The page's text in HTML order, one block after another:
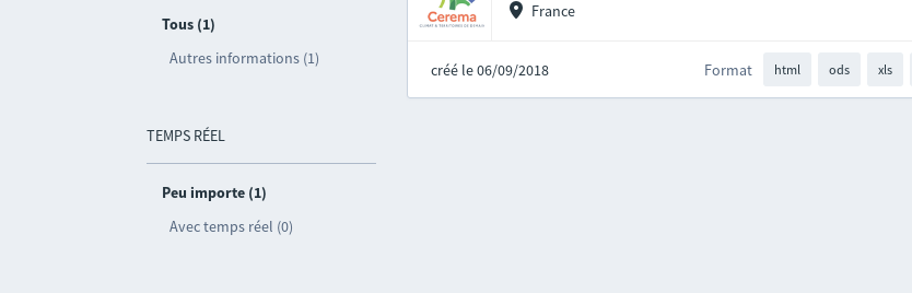
Tous (1)
Autres informations (1)
TEMPS RÉEL
Peu importe (1)
Avec temps réel (0)
France
créé le 06/09/2018 Format html ods xls